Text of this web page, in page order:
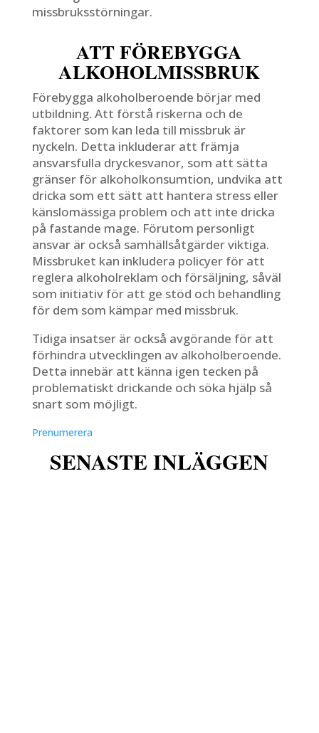
missbruksstörningar.
ATT FÖREBYGGA
ALKOHOLMISSBRUK
Förebygga alkoholberoende börjar med
utbildning. Att förstå riskerna och de
faktorer som kan leda till missbruk är
nyckeln. Detta inkluderar att främja
ansvarsfulla dryckesvanor, som att sätta
gränser för alkoholkonsumtion, undvika att
dricka som ett sätt att hantera stress eller
känslomässiga problem och att inte dricka
på fastande mage. Förutom personligt
ansvar är också samhällsåtgärder viktiga.
Missbruket kan inkludera policyer för att
reglera alkoholreklam och försäljning, såväl
som initiativ för att ge stöd och behandling
för dem som kämpar med missbruk.
Tidiga insatser är också avgörande för att
förhindra utvecklingen av alkoholberoende.
Detta innebär att känna igen tecken på
problematiskt drickande och söka hjälp så
snart som möjligt.
Prenumerera
SENASTE INLÄGGEN